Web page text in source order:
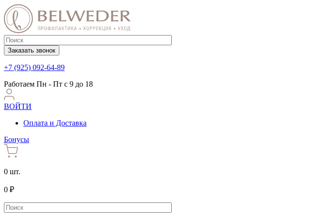
Заказать звонок
+7 (925) 092-64-89
Работаем Пн - Пт с 9 до 18
ВОЙТИ
Оплата и Доставка
Бонусы
0 шт.
0 ₽